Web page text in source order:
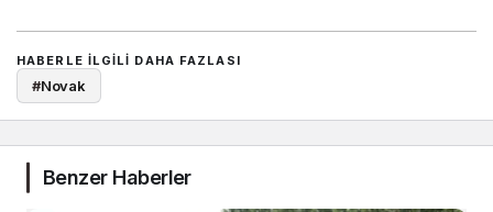
HABERLE ILGILI DAHA FAZLASI
#Novak
Benzer Haberler